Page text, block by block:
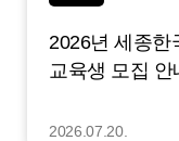
2026년 세종한
교육생 모집 안
2026.07.20.